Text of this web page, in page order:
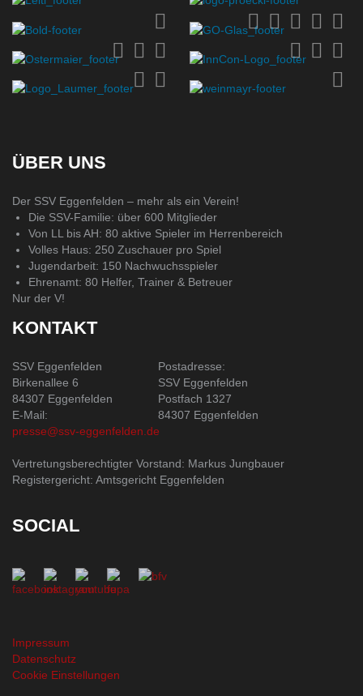
ÜBER UNS
Der SSV Eggenfelden – mehr als ein Verein!
Die SSV-Familie: über 600 Mitglieder
Von LL bis AH: 80 aktive Spieler im Herrenbereich
Volles Haus: 250 Zuschauer pro Spiel
Jugendarbeit: 150 Nachwuchsspieler
Ehrenamt: 80 Helfer, Trainer & Betreuer
Nur der V!
KONTAKT
SSV Eggenfelden
Birkenallee 6
84307 Eggenfelden
E-Mail:
presse@ssv-eggenfelden.de
Postadresse:
SSV Eggenfelden
Postfach 1327
84307 Eggenfelden
Vertretungsberechtigter Vorstand: Markus Jungbauer
Registergericht: Amtsgericht Eggenfelden
SOCIAL
Impressum
Datenschutz
Cookie Einstellungen